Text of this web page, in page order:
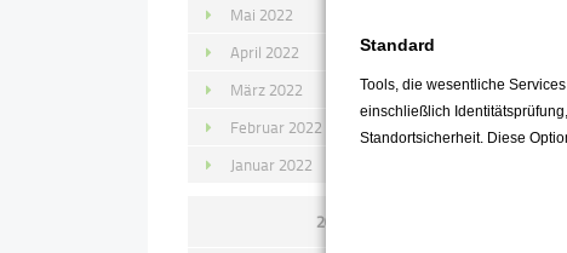
Mai 2022
April 2022 8 Einträge
März 2022 15 Einträge
Februar 2022
Januar 2022
2021
Standard
Tools, die wesentliche
einschließlich
Standortsicherheit. Diese